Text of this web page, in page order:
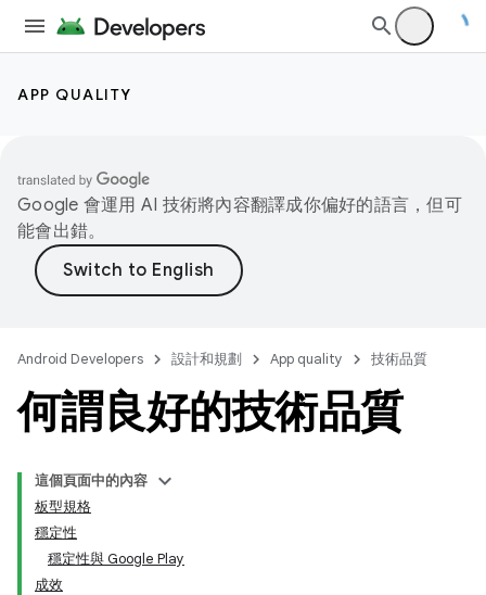
APP QUALITY
Google 會運用 AI 技術將內容翻譯成你偏好的語言，但可
能會出錯。
Android Developers 設計和規劃 App quality 技術品質
何謂良好的技術品質
這個頁面中的內容
板型規格
穩定性
穩定性與 Google Play
成效